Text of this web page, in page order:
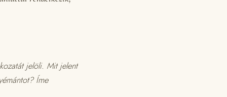
jelöli. Mit jelent
Íme